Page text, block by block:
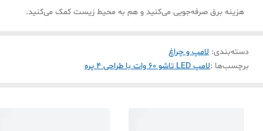
هزینه برق صرفه‌جویی می‌کنید و هم به محیط زیست کمک می‌کنید.
دسته‌بندی: لامپ و چراغ
برچسب‌ها :لامپ LED تاشو 60 وات با طراحی 4 پره